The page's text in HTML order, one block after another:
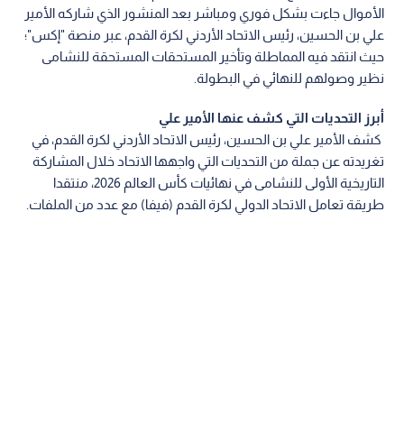
الأموال جاءت بشكل فوري ومباشر بعد المنشور الذي شاركه الأمير
علي بن الحسين، رئيس الاتحاد الأردني لكرة القدم، عبر منصة "إكس"؛
حيث انتقد فيه المماطلة وتأخير المستحقات المستحقة للنشامى
نظير وصولهم للنهائي في البطولة.
أبرز التحديات التي كشف عنها الأمير علي
كشف الأمير علي بن الحسين، رئيس الاتحاد الأردني لكرة القدم، في
تغريدته عن جملة من التحديات التي واجهها الاتحاد خلال المشاركة
التاريخية الأولى للنشامى في نهائيات كأس العالم 2026، منتقدا
طريقة تعامل الاتحاد الدولي لكرة القدم (فيفا) مع عدد من الملفات.